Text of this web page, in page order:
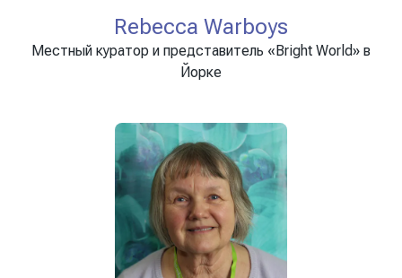
Rebecca Warboys
Местный куратор и представитель «Bright World» в
Йорке